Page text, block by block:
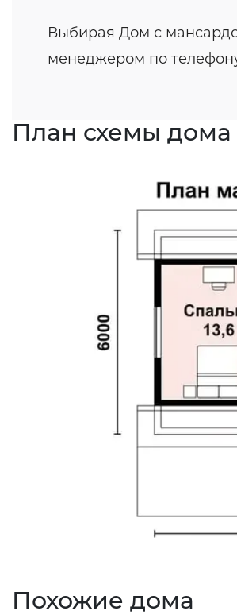
Выбирая Дом с
менеджером по
План схемы дома
Похожие дома